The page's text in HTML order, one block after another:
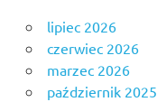
lipiec 2026
czerwiec 2026
marzec 2026
październik 2025